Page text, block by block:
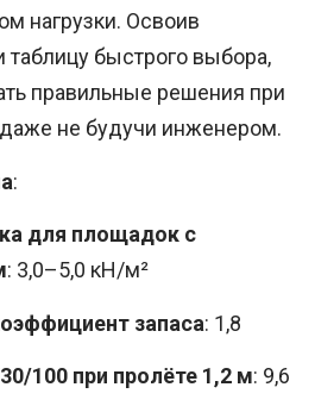
нагрузки. Освоив
быстрого выбора,
правильные решения при
не будучи инженером.
:
для площадок с
: 3,0–5,0 кН/м²
запаса: 1,8
100 при пролёте 1,2 м: 9,6